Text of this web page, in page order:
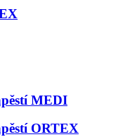
MEDI
ORTEX